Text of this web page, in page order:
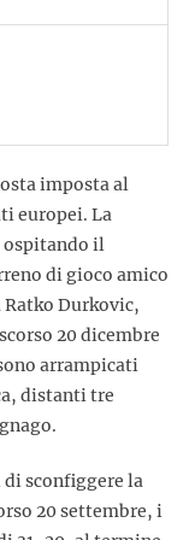
imposta al
europei. La
ospitando il
di gioco amico
Durkovic,
20 dicembre
arrampicati
distanti tre
di sconfiggere la
20 settembre, i